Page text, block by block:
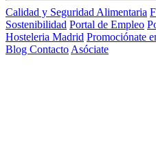
Calidad y Seguridad Alimentaria
Sostenibilidad Portal de Empleo
Hosteleria Madrid Promociónate
Blog Contacto Asóciate